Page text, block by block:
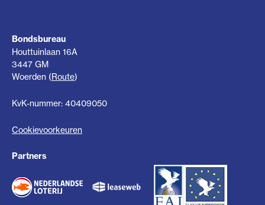
Bondsbureau
Houttuinlaan 16A
3447 GM
Woerden (Route)
KvK-nummer: 40409050
Cookievoorkeuren
Partners